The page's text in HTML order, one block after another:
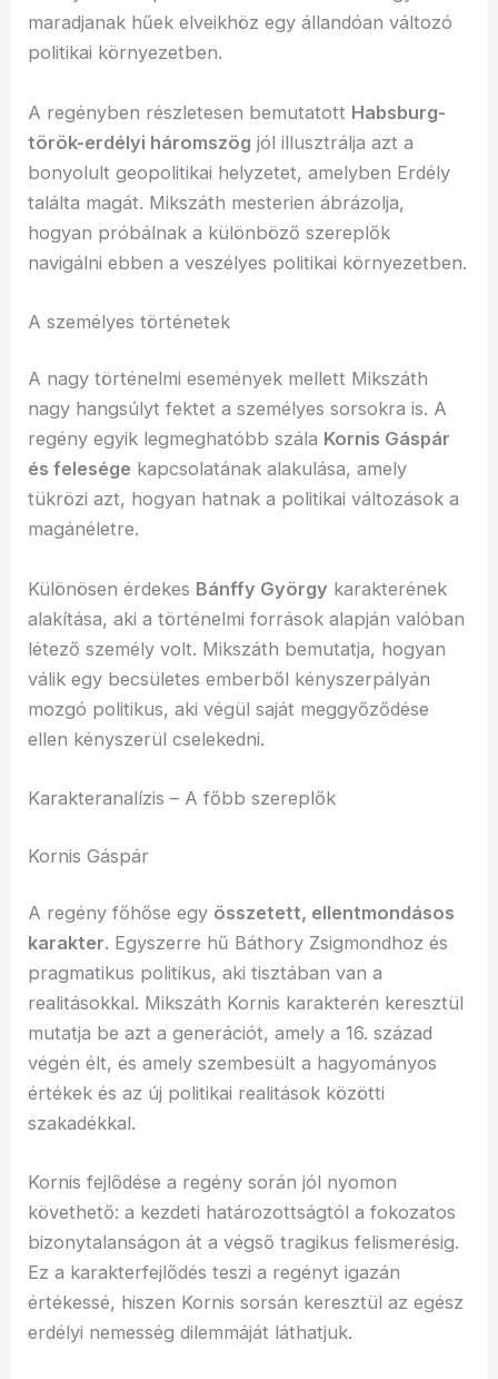
maradjanak hűek elveikhöz egy állandóan változó
politikai környezetben.
A regényben részletesen bemutatott Habsburg-
török-erdélyi háromszög jól illusztrálja azt a
bonyolult geopolitikai helyzetet, amelyben Erdély
találta magát. Mikszáth mesterien ábrázolja,
hogyan próbálnak a különböző szereplők
navigálni ebben a veszélyes politikai környezetben.
A személyes történetek
A nagy történelmi események mellett Mikszáth
nagy hangsúlyt fektet a személyes sorsokra is. A
regény egyik legmeghatóbb szála Kornis Gáspár
és felesége kapcsolatának alakulása, amely
tükrözi azt, hogyan hatnak a politikai változások a
magánéletre.
Különösen érdekes Bánffy György karakterének
alakítása, aki a történelmi források alapján valóban
létező személy volt. Mikszáth bemutatja, hogyan
válik egy becsületes emberből kényszerpályán
mozgó politikus, aki végül saját meggyőződése
ellen kényszerül cselekedni.
Karakteranalízis – A főbb szereplők
Kornis Gáspár
A regény főhőse egy összetett, ellentmondásos
karakter. Egyszerre hű Báthory Zsigmondhoz és
pragmatikus politikus, aki tisztában van a
realitásokkal. Mikszáth Kornis karakterén keresztül
mutatja be azt a generációt, amely a 16. század
végén élt, és amely szembesült a hagyományos
értékek és az új politikai realitások közötti
szakadékkal.
Kornis fejlődése a regény során jól nyomon
követhető: a kezdeti határozottságtól a fokozatos
bizonytalanságon át a végső tragikus felismerésig.
Ez a karakterfejlődés teszi a regényt igazán
értékessé, hiszen Kornis sorsán keresztül az egész
erdélyi nemesség dilemmáját láthatjuk.